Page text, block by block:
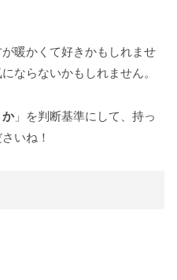
暖かくて好きかもしれませ
ならないかもしれません。
か」を判断基準にして、持っ
いね！